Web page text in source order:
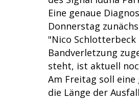
Eine genaue
Donnerstag
"Nico Schlotterbeck
Bandverletzung
steht, ist aktuell
Am Freitag soll
die Länge der